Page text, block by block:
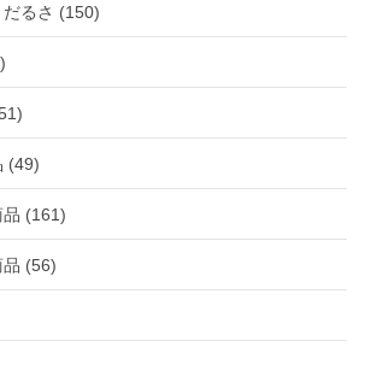
るさ (150)
(49)
(161)
(56)